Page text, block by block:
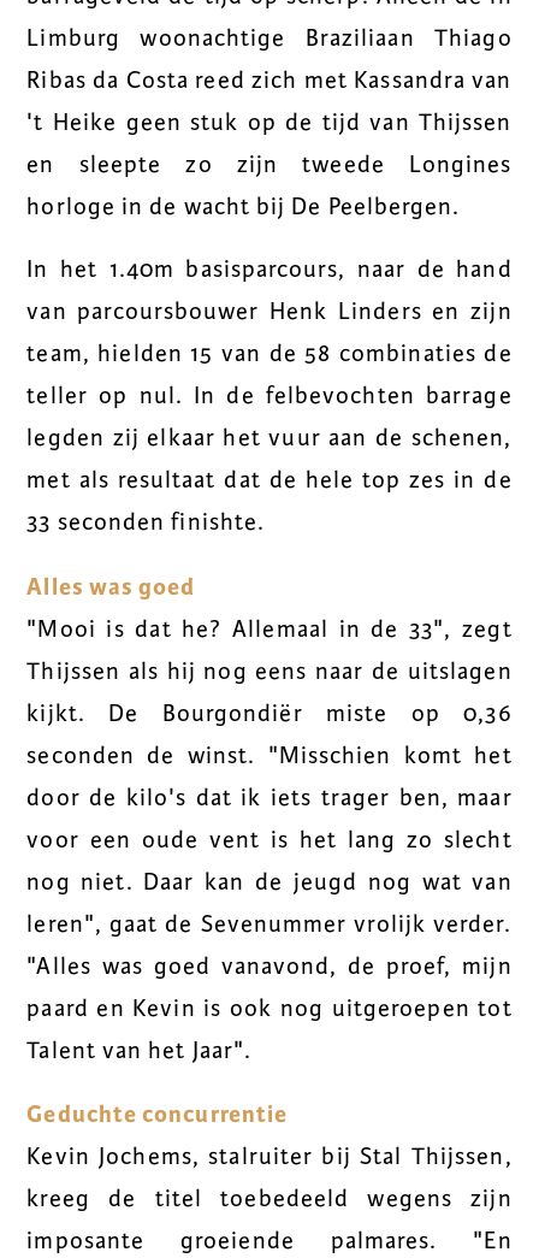
Limburg woonachtige Braziliaan Thiago
Ribas da Costa reed zich met Kassandra van
't Heike geen stuk op de tijd van Thijssen
en sleepte zo zijn tweede Longines
horloge in de wacht bij De Peelbergen.
In het 1.40m basisparcours, naar de hand
van parcoursbouwer Henk Linders en zijn
team, hielden 15 van de 58 combinaties de
teller op nul. In de felbevochten barrage
legden zij elkaar het vuur aan de schenen,
met als resultaat dat de hele top zes in de
33 seconden finishte.
Alles was goed
"Mooi is dat he? Allemaal in de 33", zegt
Thijssen als hij nog eens naar de uitslagen
kijkt. De Bourgondiër miste op 0,36
seconden de winst. "Misschien komt het
door de kilo's dat ik iets trager ben, maar
voor een oude vent is het lang zo slecht
nog niet. Daar kan de jeugd nog wat van
leren", gaat de Sevenummer vrolijk verder.
"Alles was goed vanavond, de proef, mijn
paard en Kevin is ook nog uitgeroepen tot
Talent van het Jaar".
Geduchte concurrentie
Kevin Jochems, stalruiter bij Stal Thijssen,
kreeg de titel toebedeeld wegens zijn
imposante groeiende palmares. "En